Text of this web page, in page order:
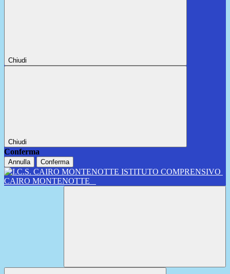
Chiudi
Chiudi
Conferma
Annulla Conferma
ISTITUTO COMPRENSIVO
CAIRO MONTENOTTE